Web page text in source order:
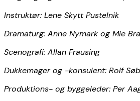
Instruktør: Lene Skytt Pustelnik
Dramaturg: Anne Nymark og Mie
Scenografi: Allan Frausing
Dukkemager og -konsulent: Rolf
Produktions- og byggeleder: Per